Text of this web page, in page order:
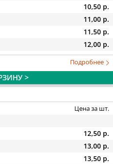
10,50 р.
11,00 р.
11,50 р.
12,00 р.
Подробнее
>
Цена за шт.
12,50 р.
13,00 р.
13,50 р.